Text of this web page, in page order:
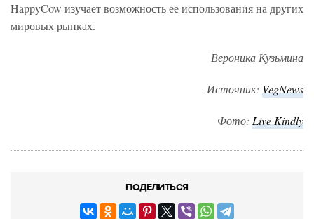
HappyCow изучает возможность ее использования на других
мировых рынках.
Вероника Кузьмина
Источник: VegNews
Фото: Live Kindly
ПОДЕЛИТЬСЯ